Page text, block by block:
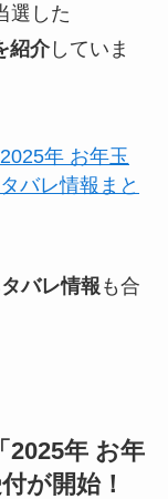
選した
紹介していま
年 お年玉
バレ情報まと
バレ情報 も合
2025年 お年
が開始！